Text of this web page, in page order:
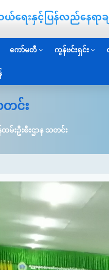
ကော်မတီ ကွန်ဗင်းရှင်း
တင်း
မ်းဦးစီးဌာန သတင်း